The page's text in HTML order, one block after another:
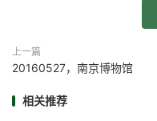
上一篇
20160527，南京博物馆
相关推荐